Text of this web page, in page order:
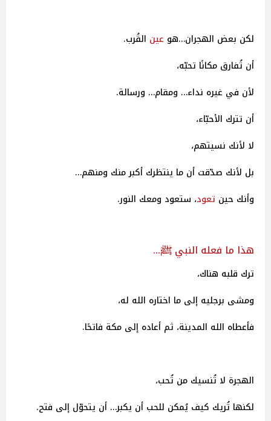
لكن بعض الهجران…هو عين القُرب.
أن تُفارق مكانًا تحبّه،
لأن في غيره نداء… ومقام… ورسالة.
أن تترك الأحبّاء،
لا لأنك نسيتهم،
بل لأنك صدّقت أن ما ينتظرك أكبر منك ومنهم…
وأنك حين تعود، ستعود ومعك النور.
هذا ما فعله النبي ﷺ…
ترك قلبه هناك،
ومشى برجليه إلى ما اختاره الله له،
فأعطاه الله المدينة، ثم أعاده إلى مكة فاتحًا.
الهجرة لا تُنسيك من تُحب،
لكنها تُريك كيف يُمكن للحب أن يكبر… أن يتحوّل إلى فتح.